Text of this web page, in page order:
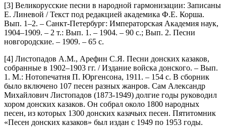
[3] Великорусские песни в народной гармонизации: Записаны
Е. Линевой / Текст под редакцией академика Ф.Е. Корша.
Вып. 1–2. – Санкт-Петербург: Императорская Академия наук,
1904–1909. – 2 т.: Вып. 1. – 1904. – 90 с.; Вып. 2. Песни
новгородские. – 1909. – 65 с.
[4] Листопадов А.М., Арефин С.Я. Песни донских казаков,
собранные в 1902–1903 гг. / Издание войска донского. – Вып.
1. М.: Нотопечатня П. Юргенсона, 1911. – 154 с. В сборник
было включено 107 песен разных жанров. Сам Александр
Михайлович Листопадов (1873-1949) долгие годы руководил
хором донских казаков. Он собрал около 1800 народных
песен, из которых 1300 донских казачьих песен. Пятитомник
«Песен донских казаков» был издан с 1949 по 1953 годы.